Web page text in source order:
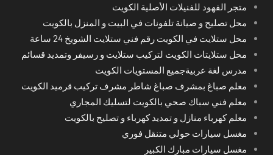
متجر الفهود للفنيلات الأصلية الكويت
محل تصليح و صيانة تلفونات في البيت و المنزل بالكويت
محل ستلايت في الكويت رقم فني ستلايت الشويخ 24 ساعة
محل ستلايتات الكويت لتركيب ستلايت و رسيفر وتمديد قسائم
مدرس لغة عربيةجميع المستويات الكويت
معلم صباغ بمشرف صباغ شاطر مشرف تركيب قرميد الكويت
معلم فني سباك صحي بالكويت لتسليك المجاري
معلم كهرباء منازل و تمديد كهرباء و تصليح بالكويت
مغسل سيارات حولي متنقل فوري
مغسل سيارات مبارك الكبير